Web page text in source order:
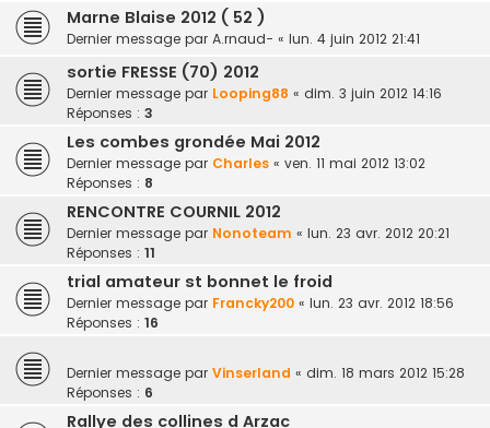
Marne Blaise 2012 ( 52 )
Dernier message par A.rnaud- « lun. 4 juin 2012 21:41
sortie FRESSE (70) 2012
Dernier message par Looping88 « dim. 3 juin 2012 14:16
Réponses : 3
Les combes grondée Mai 2012
Dernier message par Charles « ven. 11 mai 2012 13:02
Réponses : 8
RENCONTRE COURNIL 2012
Dernier message par Nonoteam « lun. 23 avr. 2012 20:21
Réponses : 11
trial amateur st bonnet le froid
Dernier message par Francky200 « lun. 23 avr. 2012 18:56
Réponses : 16
Dernier message par Vinserland « dim. 18 mars 2012 15:28
Réponses : 6
Rallye des collines d Arzac